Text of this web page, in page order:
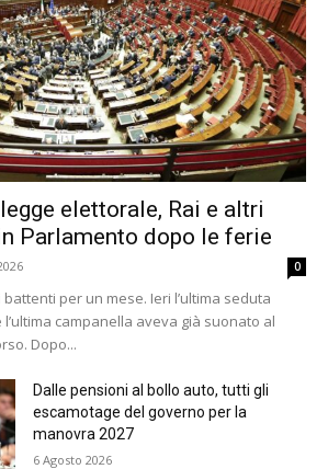
elettorale, Rai e altri
Parlamento dopo le ferie
0
per un mese. Ieri l’ultima seduta
campanella aveva già suonato al
Dopo...
Dalle pensioni al bollo auto, tutti gli
escamotage del governo per la
manovra 2027
6 Agosto 2026